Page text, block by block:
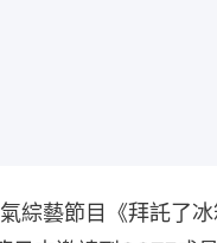
綜藝節目《拜託了